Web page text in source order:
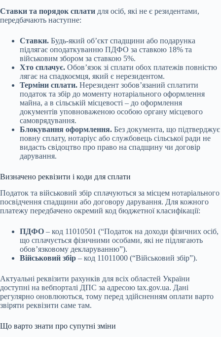
Ставки та порядок сплати для осіб, які не є резидентами,
передбачають наступне:
Ставки. Будь-який об’єкт спадщини або подарунка
підлягає оподаткуванню ПДФО за ставкою 18% та
військовим збором за ставкою 5%.
Хто сплачує. Обов’язок зі сплати обох платежів повністю
лягає на спадкоємця, який є нерезидентом.
Терміни сплати. Нерезидент зобов’язаний сплатити
податок та збір до моменту нотаріального оформлення
майна, а в сільській місцевості – до оформлення
документів уповноваженою особою органу місцевого
самоврядування.
Блокування оформлення. Без документа, що підтверджує
повну сплату, нотаріус або службовець сільської ради не
видасть свідоцтво про право на спадщину чи договір
дарування.
Визначено реквізити і коди для сплати
Податок та військовий збір сплачуються за місцем нотаріального
посвідчення спадщини або договору дарування. Для кожного
платежу передбачено окремий код бюджетної класифікації:
ПДФО – код 11010501 (“Податок на доходи фізичних осіб,
що сплачується фізичними особами, які не підлягають
обов’язковому декларуванню”).
Військовий збір – код 11011000 (“Військовий збір”).
Актуальні реквізити рахунків для всіх областей України
доступні на вебпорталі ДПС за адресою tax.gov.ua. Дані
регулярно оновлюються, тому перед здійсненням оплати варто
звіряти реквізити саме там.
Що варто знати про супутні зміни